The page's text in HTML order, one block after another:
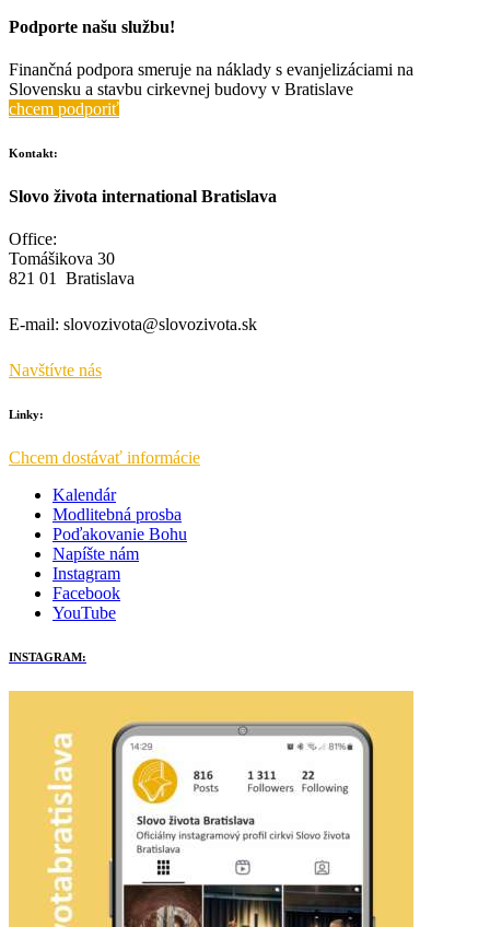
Podporte našu službu!
Finančná podpora smeruje na náklady s evanjelizáciami na
Slovensku a stavbu cirkevnej budovy v Bratislave
chcem podporiť
Kontakt:
Slovo života international Bratislava
Office:
Tomášikova 30
821 01 Bratislava
E-mail: slovozivota@slovozivota.sk
Navštívte nás
Linky:
Chcem dostávať informácie
Kalendár
Modlitebná prosba
Poďakovanie Bohu
Napíšte nám
Instagram
Facebook
YouTube
INSTAGRAM: